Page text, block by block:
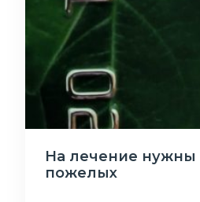
На лечение нужны
пожелых